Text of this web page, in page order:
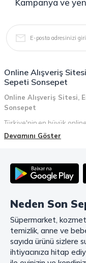
Kampanya ve
Online Alışveriş
Sepeti Sonsepet
Online Alışveriş Sitesi,
Sonsepet
Türkiye'nin en büyük
Holdinggüvencesiyle
teslimat ve güvenli
zamanınızı ve paranızı
Mahmood Coffee ile
Mahmood Coffee
keyfinizi doruklara
granül kahve, gold
lezzetli seçenekler
kahve arıyorsanız, hazır
Devamını Göster
Neden Son
Süpermarket,
temizlik, anne ve
sayıda ürünü sizlere
ihtiyacınıza hitap